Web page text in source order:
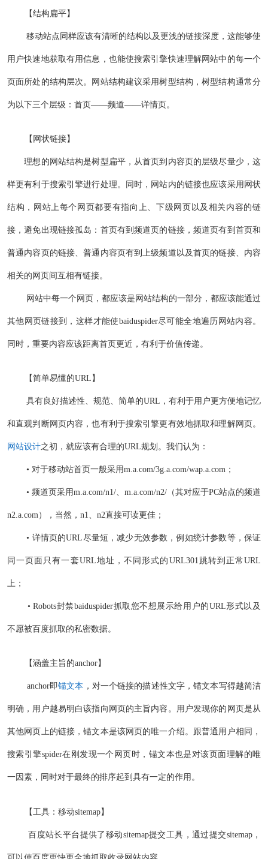
【结构扁平】
移动站点同样应该有清晰的结构以及更浅的链接深度，这能够使
用户快速地获取有用信息，也能使搜索引擎快速理解网站中的每一个
页面所处的结构层次。网站结构建议采用树型结构，树型结构通常分
为以下三个层级：首页——频道——详情页。
【网状链接】
理想的网站结构是树型扁平，从首页到内容页的层级尽量少，这
样更有利于搜索引擎进行处理。同时，网站内的链接也应该采用网状
结构，网站上每个网页都要有指向上、下级网页以及相关内容的链
接，避免出现链接孤岛：首页有到频道页的链接，频道页有到首页和
普通内容页的链接、普通内容页有到上级频道以及首页的链接、内容
相关的网页间互相有链接。
网站中每一个网页，都应该是网站结构的一部分，都应该能通过
其他网页链接到，这样才能使baiduspider尽可能全地遍历网站内容。
同时，重要内容应该距离首页更近，有利于价值传递。
【简单易懂的URL】
具有良好描述性、规范、简单的URL，有利于用户更方便地记忆
和直观判断网页内容，也有利于搜索引擎更有效地抓取和理解网页。
网站设计之初，就应该有合理的URL规划。我们认为：
• 对于移动站首页一般采用m.a.com/3g.a.com/wap.a.com；
• 频道页采用m.a.com/n1/、m.a.com/n2/（其对应于PC站点的频道
n2.a.com），当然，n1、n2直接可读更佳；
• 详情页的URL尽量短，减少无效参数，例如统计参数等，保证
同一页面只有一套URL地址，不同形式的URL301跳转到正常URL
上；
• Robots封禁baiduspider抓取您不想展示给用户的URL形式以及
不愿被百度抓取的私密数据。
【涵盖主旨的anchor】
anchor即锚文本 ，对一个链接的描述性文字，锚文本写得越简洁
明确，用户越易明白该指向网页的主旨内容。用户发现你的网页是从
其他网页上的链接，锚文本是该网页的唯一介绍。跟普通用户相同，
搜索引擎spider在刚发现一个网页时，锚文本也是对该页面理解的唯
一因素，同时对于最终的排序起到具有一定的作用。
【工具：移动sitemap】
百度站长平台提供了移动sitemap提交工具，通过提交sitemap，
可以使百度更快更全地抓取收录网站内容。